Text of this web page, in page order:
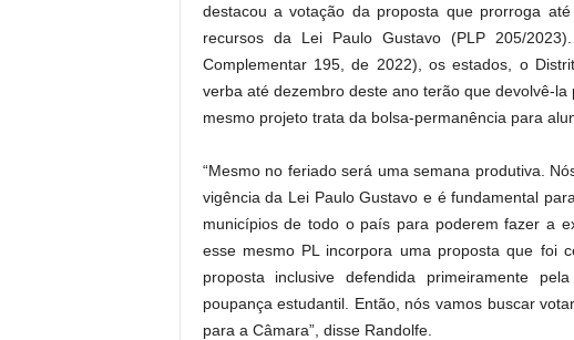
destacou a votação da proposta que prorroga
recursos da Lei Paulo Gustavo (PLP 205/
Complementar 195, de 2022), os estados, o
verba até dezembro deste ano terão que devolvê-
mesmo projeto trata da bolsa-permanência para
“Mesmo no feriado será uma semana produtiva.
vigência da Lei Paulo Gustavo e é fundamental
municípios de todo o país para poderem fazer a
esse mesmo PL incorpora uma proposta que foi
proposta inclusive defendida primeiramente
poupança estudantil. Então, nós vamos buscar
para a Câmara”, disse Randolfe.